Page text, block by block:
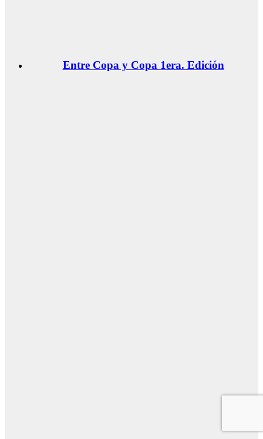
Entre Copa y Copa 1era. Edición